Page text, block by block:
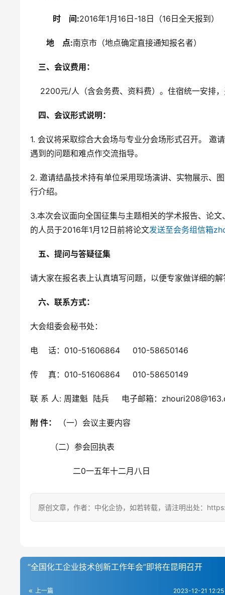
时    间:2016年1月16日-18日（16日全天报到）
地    点:南京市（地点确定直接通知报名者）
三、会议费用：
2200元/人（含会务费、资料费）。住宿统一安排
四、会议形式说明：
1. 会议将采取综合大会场与专业分会场形式召开。
遇到的问题和难点作交流指导。
2. 邀请结晶技术持有单位采用现场演讲、实物展示、
行介绍。
3.本次会议面向全国征集与主题相关的学术报告、论
的人员于2016年1月12日前将论文发送至会务组信箱
五、提问与答疑征集
请大家在报名表上认真填写问题，以便专家做详细的
六、联系方式：
大会组委会秘书处：
电    话：010-51606864     010-58650146
传    真：010-51606864     010-58650149
联 系 人: 周建魁  陆兵     电子邮箱：
附 件： （一）会议主要内容
（二）参会回执表
二0一五年十二月八日
原创文章，作者：中化企协，如若转载，请注明出处：
“全国化工企业技术创新工作年会”即将在昆明召开
上一篇 2023-12-21 12:25